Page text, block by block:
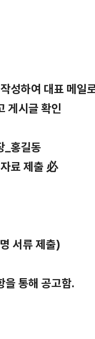
성하여 대표 메일
게시글 확인
_홍길동
료 제출 必
서류 제출)
을 통해 공고함.